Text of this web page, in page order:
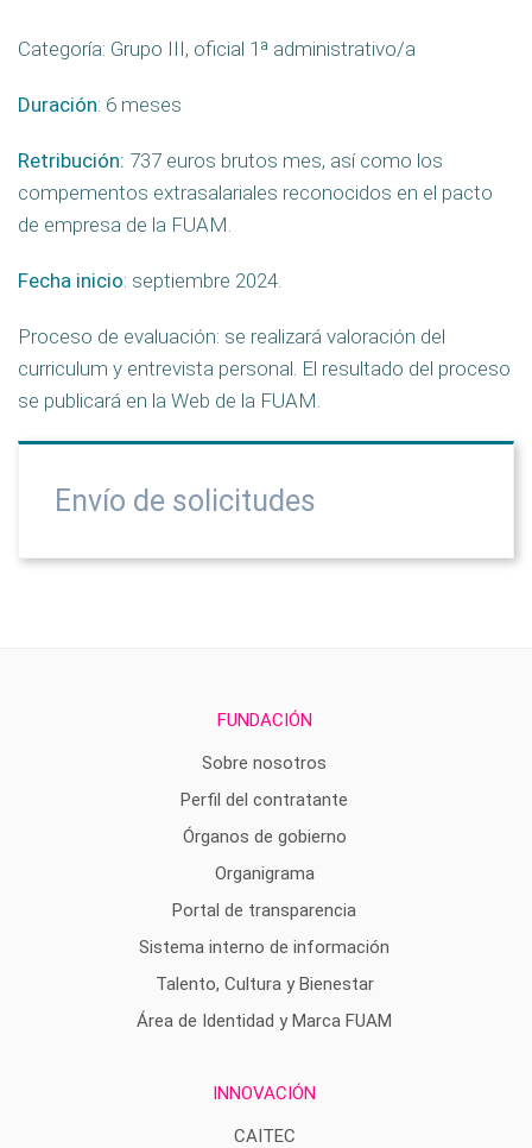
Categoría: Grupo III, oficial 1ª administrativo/a
Duración: 6 meses
Retribución: 737 euros brutos mes, así como los
compementos extrasalariales reconocidos en el pacto
de empresa de la FUAM.
Fecha inicio: septiembre 2024.
Proceso de evaluación: se realizará valoración del
curriculum y entrevista personal. El resultado del proceso
se publicará en la Web de la FUAM.
Envío de solicitudes
FUNDACIÓN
Sobre nosotros
Perfil del contratante
Órganos de gobierno
Organigrama
Portal de transparencia
Sistema interno de información
Talento, Cultura y Bienestar
Área de Identidad y Marca FUAM
INNOVACIÓN
CAITEC